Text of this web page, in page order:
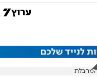
המחבלת